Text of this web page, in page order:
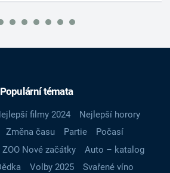
Populární témata
filmy 2024
Nejlepší horory
Změna času Partie
Počasí
ZOO Nové začátky
Auto – katalog
Volby 2025
Svařené víno